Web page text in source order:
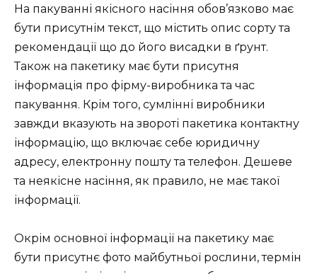
На пакуванні якісного насіння обов’язково має
бути присутнім текст, що містить опис сорту та
рекомендації що до його висадки в ґрунт.
Також на пакетику має бути присутня
інформація про фірму-виробника та час
пакування. Крім того, сумлінні виробники
завжди вказують на звороті пакетика контактну
інформацію, що включає себе юридичну
адресу, електронну пошту та телефон. Дешеве
та неякісне насіння, як правило, не має такої
інформації.
Окрім основної інформації на пакетику має
бути присутнє фото майбутньої рослини, термін